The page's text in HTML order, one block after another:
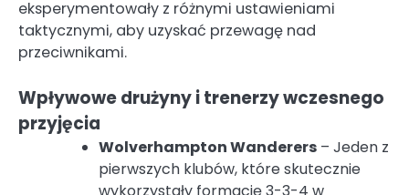
eksperymentowały z różnymi ustawieniami
taktycznymi, aby uzyskać przewagę nad
przeciwnikami.
Wpływowe drużyny i trenerzy wczesnego
przyjęcia
Wolverhampton Wanderers – Jeden z
pierwszych klubów, które skutecznie